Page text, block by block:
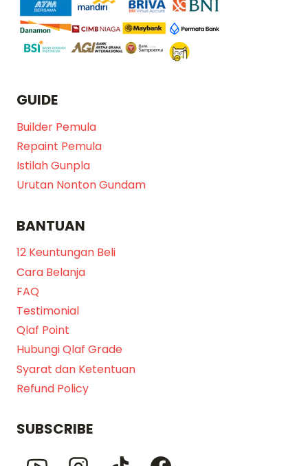
GUIDE
Builder Pemula
Repaint Pemula
Istilah Gunpla
Urutan Nonton Gundam
BANTUAN
12 Keuntungan Beli
Cara Belanja
FAQ
Testimonial
Qlaf Point
Hubungi Qlaf Grade
Syarat dan Ketentuan
Refund Policy
SUBSCRIBE